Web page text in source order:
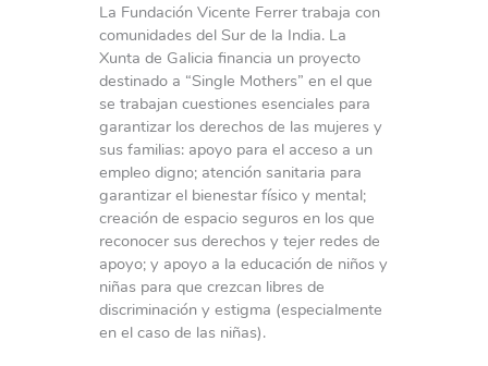
La Fundación Vicente Ferrer trabaja con
comunidades del Sur de la India. La
Xunta de Galicia financia un proyecto
destinado a “Single Mothers” en el que
se trabajan cuestiones esenciales para
garantizar los derechos de las mujeres y
sus familias: apoyo para el acceso a un
empleo digno; atención sanitaria para
garantizar el bienestar físico y mental;
creación de espacio seguros en los que
reconocer sus derechos y tejer redes de
apoyo; y apoyo a la educación de niños y
niñas para que crezcan libres de
discriminación y estigma (especialmente
en el caso de las niñas).